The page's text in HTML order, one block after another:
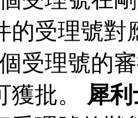
的受理號對
受理號的
獲批。 犀